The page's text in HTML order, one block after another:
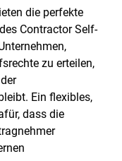
die perfekte
Contractor Self-
zu erteilen,
Ein flexibles,
dass die